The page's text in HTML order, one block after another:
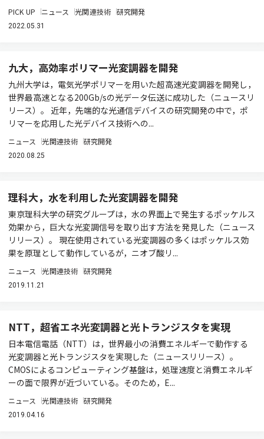
PICK UP ニュース 光関連技術 研究開発
2022.05.31
九大，高効率ポリマー光変調器を開発
九州大学は，電気光学ポリマーを用いた超高速光変調器を開発し，
世界最高速となる200Gb/sの光データ伝送に成功した（ニュースリ
リース）。 近年，先端的な光通信デバイスの研究開発の中で，ポ
リマーを応用した光デバイス技術への...
ニュース 光関連技術 研究開発
2020.08.25
理科大，水を利用した光変調器を開発
東京理科大学の研究グループは，水の界面上で発生するポッケルス
効果から，巨大な光変調信号を取り出す方法を発見した（ニュース
リリース）。 現在使用されている光変調器の多くはポッケルス効
果を原理として動作しているが，ニオブ酸リ...
ニュース 光関連技術 研究開発
2019.11.21
NTT，超省エネ光変調器と光トランジスタを実現
日本電信電話（NTT）は，世界最小の消費エネルギーで動作する
光変調器と光トランジスタを実現した（ニュースリリース）。
CMOSによるコンピューティング基盤は，処理速度と消費エネルギ
ーの面で限界が近づいている。そのため，E...
ニュース 光関連技術 研究開発
2019.04.16